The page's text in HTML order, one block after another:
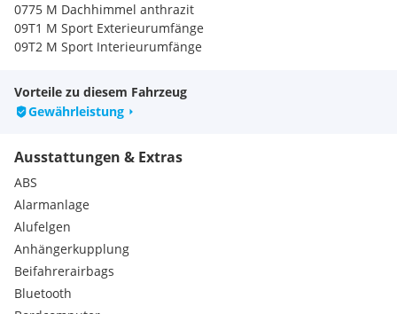
0775 M Dachhimmel anthrazit
09T1 M Sport Exterieurumfänge
09T2 M Sport Interieurumfänge
03M2 M Sportbremse, rot hochglänzend
03MF M Leuchten Shadowline
04GQ M Sicherheitsgurte
07M9 M Hochglanz Shadowline m.erweiterten Umfängen
09TB Spezifische Zusatzumfänge M Sportpaket Pro
07EW Innovations Paket
0322 Komfortzugang
Innen- und Außenspiegelpaket
Innenspiegel, aut. abblendend
0552 Adaptiver LED-Scheinwerfer
05AC Fernlichtassistent
05AT Driving Assistant Plus
Vorteile zu diesem Fahrzeug
Gewährleistung
Ausstattungen & Extras
ABS
Alarmanlage
Alufelgen
Anhängerkupplung
Beifahrerairbags
Bluetooth